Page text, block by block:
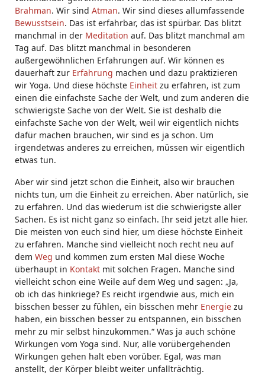
Brahman. Wir sind Atman. Wir sind dieses allumfassende
Bewusstsein. Das ist erfahrbar, das ist spürbar. Das blitzt
manchmal in der Meditation auf. Das blitzt manchmal am
Tag auf. Das blitzt manchmal in besonderen
außergewöhnlichen Erfahrungen auf. Wir können es
dauerhaft zur Erfahrung machen und dazu praktizieren
wir Yoga. Und diese höchste Einheit zu erfahren, ist zum
einen die einfachste Sache der Welt, und zum anderen die
schwierigste Sache von der Welt. Sie ist deshalb die
einfachste Sache von der Welt, weil wir eigentlich nichts
dafür machen brauchen, wir sind es ja schon. Um
irgendetwas anderes zu erreichen, müssen wir eigentlich
etwas tun.
Aber wir sind jetzt schon die Einheit, also wir brauchen
nichts tun, um die Einheit zu erreichen. Aber natürlich, sie
zu erfahren. Und das wiederum ist die schwierigste aller
Sachen. Es ist nicht ganz so einfach. Ihr seid jetzt alle hier.
Die meisten von euch sind hier, um diese höchste Einheit
zu erfahren. Manche sind vielleicht noch recht neu auf
dem Weg und kommen zum ersten Mal diese Woche
überhaupt in Kontakt mit solchen Fragen. Manche sind
vielleicht schon eine Weile auf dem Weg und sagen: „Ja,
ob ich das hinkriege? Es reicht irgendwie aus, mich ein
bisschen besser zu fühlen, ein bisschen mehr Energie zu
haben, ein bisschen besser zu entspannen, ein bisschen
mehr zu mir selbst hinzukommen.“ Was ja auch schöne
Wirkungen vom Yoga sind. Nur, alle vorübergehenden
Wirkungen gehen halt eben vorüber. Egal, was man
anstellt, der Körper bleibt weiter unfallträchtig.